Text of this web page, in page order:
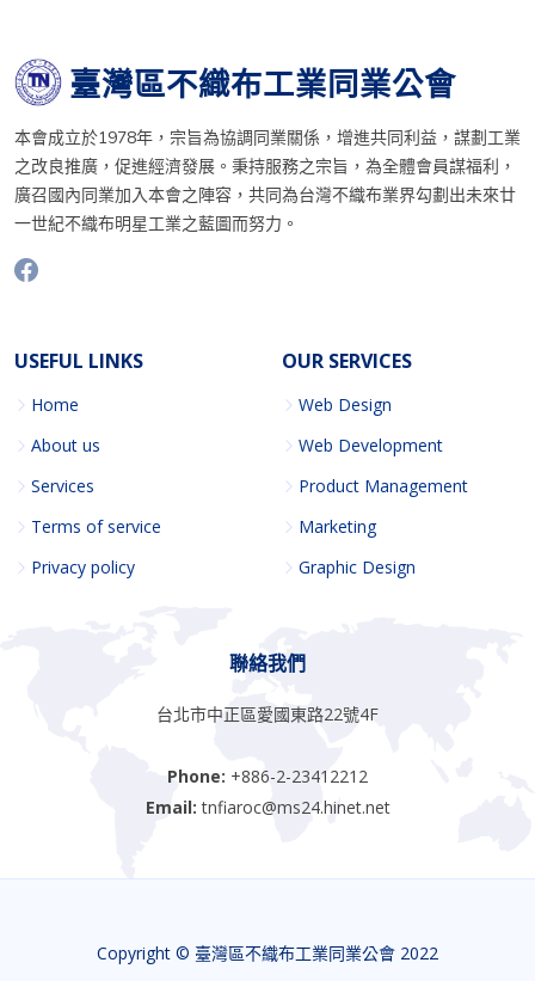
臺灣區不織布工業同業公會
本會成立於1978年，宗旨為協調同業關係，增進共同利益，謀劃工業
之改良推廣，促進經濟發展。秉持服務之宗旨，為全體會員謀福利，
廣召國內同業加入本會之陣容，共同為台灣不織布業界勾劃出未來廿
一世紀不織布明星工業之藍圖而努力。
USEFUL LINKS
Home
About us
Services
Terms of service
Privacy policy
OUR SERVICES
Web Design
Web Development
Product Management
Marketing
Graphic Design
聯絡我們
台北市中正區愛國東路22號4F
Phone: +886-2-23412212
Email: tnfiaroc@ms24.hinet.net
Copyright © 臺灣區不織布工業同業公會 2022